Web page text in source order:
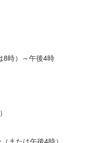
8時）～午後4時